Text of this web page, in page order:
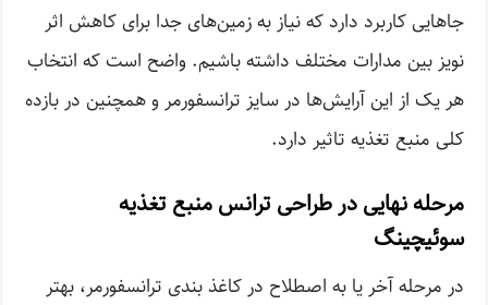
جاهایی کاربرد دارد که نیاز به زمین‌های جدا برای کاهش اثر
نویز بین مدارات مختلف داشته باشیم. واضح است که انتخاب
هر یک از این آرایش‌ها در سایز ترانسفورمر و همچنین در بازده
کلی منبع تغذیه تاثیر دارد.
مرحله نهایی در طراحی ترانس منبع تغذیه
سوئیچینگ
در مرحله آخر یا به اصطلاح در کاغذ بندی ترانسفورمر، بهتر